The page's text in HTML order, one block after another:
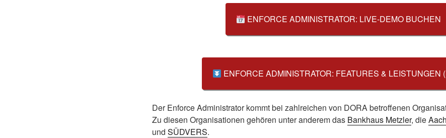
ENFORCE ADMINISTRATOR: LIVE-DEMO BUCHEN
ENFORCE ADMINISTRATOR: FEATURES & LEISTUNGEN
Der Enforce Administrator kommt bei zahlreichen von DORA betroffenen
Zu diesen Organisationen gehören unter anderem das Bankhaus Metzler, die
und SÜDVERS.